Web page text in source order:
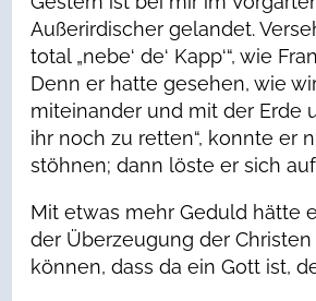
Außerirdischer gelandet.
total „nebe‘ de‘ Kapp‘“, wie
Denn er hatte gesehen, wie
miteinander und mit der Erde
ihr noch zu retten“, konnte er
stöhnen; dann löste er sich
Mit etwas mehr Geduld hätte
der Überzeugung der
können, dass da ein Gott ist,